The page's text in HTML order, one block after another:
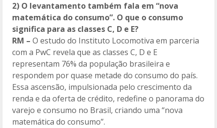
2) O levantamento também fala em “nova
matemática do consumo”. O que o consumo
significa para as classes C, D e E?
RM –O estudo do Instituto Locomotiva em parceria
com a PwC revela que as classes C, D e E
representam 76% da população brasileira e
respondem por quase metade do consumo do país.
Essa ascensão, impulsionada pelo crescimento da
renda e da oferta de crédito, redefine o panorama do
varejo e consumo no Brasil, criando uma “nova
matemática do consumo”.